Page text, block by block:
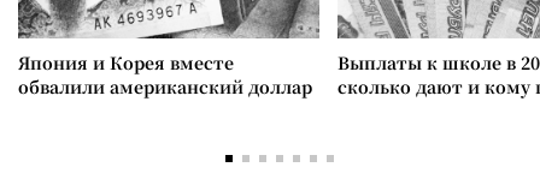
Япония и Корея вместе
обвалили американский доллар
Выплаты к школе в
сколько дают и